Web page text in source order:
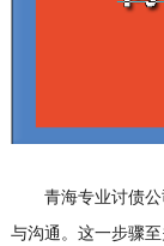
青海专业讨债公
与沟通。这一步骤